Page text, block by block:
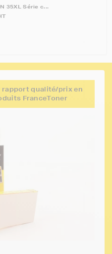
rapport qualité/prix en
FranceToner
35XL Série c...